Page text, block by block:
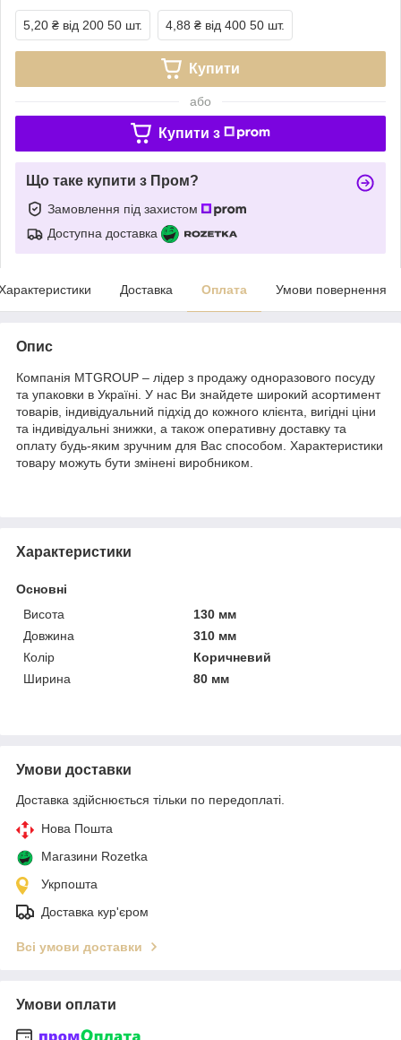
5,20 ₴ від 200 50 шт. 4,88 ₴ від 400 50 шт.
Купити
або
Купити з
Що таке купити з Пром?
Замовлення під захистом
Доступна доставка
Доставка Оплата Умови повернення
Опис
Компанія MTGROUP – лідер з продажу одноразового посуду
та упаковки в Україні. У нас Ви знайдете широкий асортимент
товарів, індивідуальний підхід до кожного клієнта, вигідні ціни
та індивідуальні знижки, а також оперативну доставку та
оплату будь-яким зручним для Вас способом. Характеристики
товару можуть бути змінені виробником.
Характеристики
Основні
Висота
130 мм
Довжина
310 мм
Колір
Коричневий
Ширина
80 мм
Умови доставки
Доставка здійснюється тільки по передоплаті.
Нова Пошта
Магазини Rozetka
Укрпошта
Доставка кур'єром
Всі умови доставки
Умови оплати